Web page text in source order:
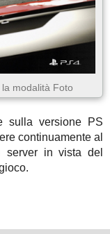
modalità Foto
sulla versione PS
continuamente al
server in vista del